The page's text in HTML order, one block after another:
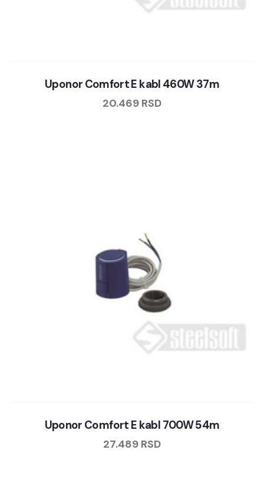
Uponor Comfort E kabl 460W 37m
20.469 RSD
Uponor Comfort E kabl 700W 54m
27.489 RSD